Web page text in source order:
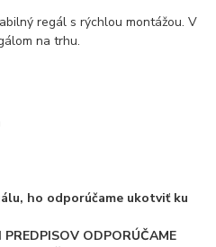
regál s rýchlou montážou. V
na trhu.
ho odporúčame ukotviť ku
ODPORÚČAME